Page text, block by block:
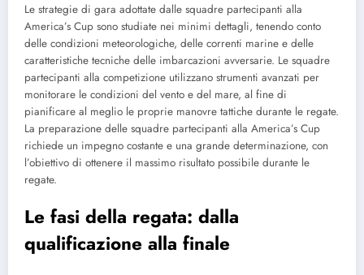
Le strategie di gara adottate dalle squadre partecipanti alla
America’s Cup sono studiate nei minimi dettagli, tenendo conto
delle condizioni meteorologiche, delle correnti marine e delle
caratteristiche tecniche delle imbarcazioni avversarie. Le squadre
partecipanti alla competizione utilizzano strumenti avanzati per
monitorare le condizioni del vento e del mare, al fine di
pianificare al meglio le proprie manovre tattiche durante le regate.
La preparazione delle squadre partecipanti alla America’s Cup
richiede un impegno costante e una grande determinazione, con
l’obiettivo di ottenere il massimo risultato possibile durante le
regate.
Le fasi della regata: dalla
qualificazione alla finale